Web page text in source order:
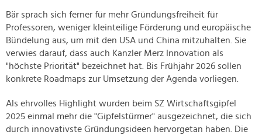
Bär sprach sich ferner für mehr Gründungsfreiheit für
Professoren, weniger kleinteilige Förderung und europäische
Bündelung aus, um mit den USA und China mitzuhalten. Sie
verwies darauf, dass auch Kanzler Merz Innovation als
"höchste Priorität" bezeichnet hat. Bis Frühjahr 2026 sollen
konkrete Roadmaps zur Umsetzung der Agenda vorliegen.
Als ehrvolles Highlight wurden beim SZ Wirtschaftsgipfel
2025 einmal mehr die "Gipfelstürmer" ausgezeichnet, die sich
durch innovativste Gründungsideen hervorgetan haben. Die